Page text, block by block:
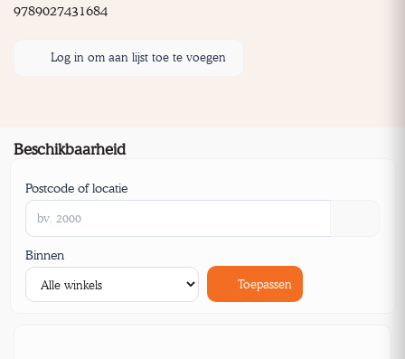
9789027431684
Log in om aan lijst toe te voegen
Beschikbaarheid
Postcode of locatie
Binnen
Toepassen